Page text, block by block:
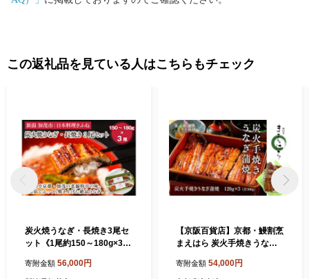
この返礼品を見ている人はこちらもチェック
炭火焼うなぎ・長焼き3尾セ
ット《1尾約150～180g×3、
椒3袋》 鰻の蒲焼 ウナギ 老
寄附金額 56,000円
【京阪百貨店】京都・鰻割烹
まえはら 炭火手焼きうなぎ
烹 炭火 手焼き 蒲焼 秘伝のた
寄附金額 54,000円